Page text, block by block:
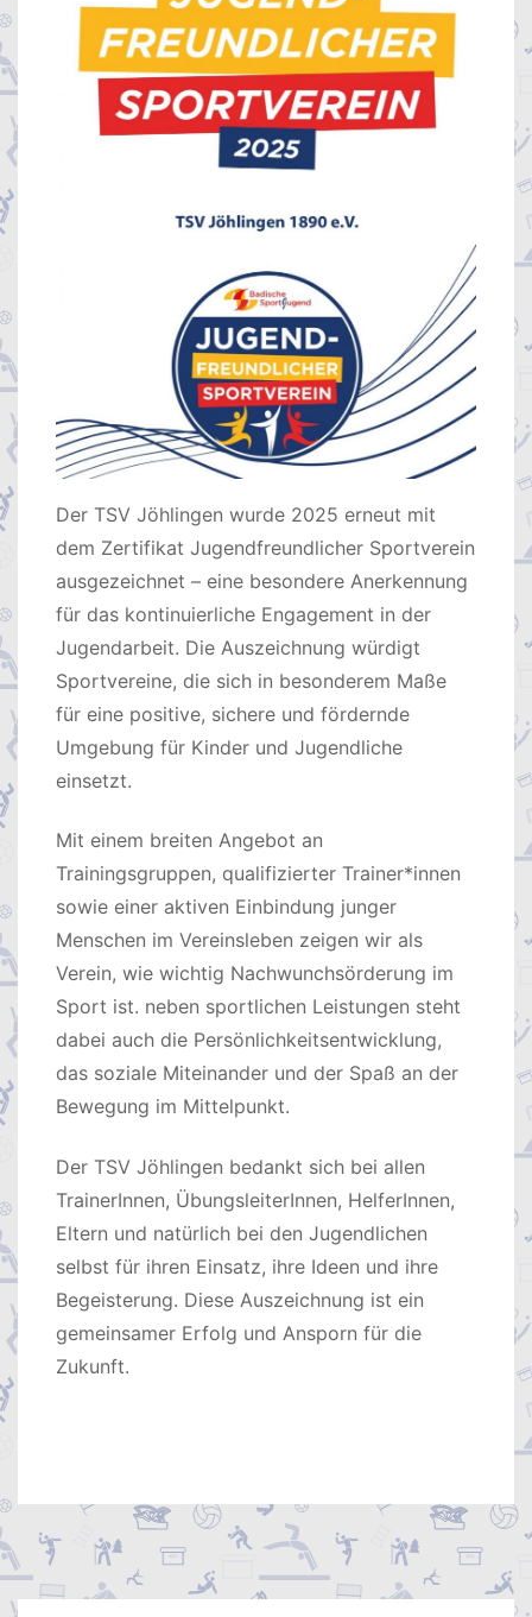
Der TSV Jöhlingen wurde 2025 erneut mit
dem Zertifikat Jugendfreundlicher Sportverein
ausgezeichnet – eine besondere Anerkennung
für das kontinuierliche Engagement in der
Jugendarbeit. Die Auszeichnung würdigt
Sportvereine, die sich in besonderem Maße
für eine positive, sichere und fördernde
Umgebung für Kinder und Jugendliche
einsetzt.
Mit einem breiten Angebot an
Trainingsgruppen, qualifizierter Trainer*innen
sowie einer aktiven Einbindung junger
Menschen im Vereinsleben zeigen wir als
Verein, wie wichtig Nachwunchsörderung im
Sport ist. neben sportlichen Leistungen steht
dabei auch die Persönlichkeitsentwicklung,
das soziale Miteinander und der Spaß an der
Bewegung im Mittelpunkt.
Der TSV Jöhlingen bedankt sich bei allen
TrainerInnen, ÜbungsleiterInnen, HelferInnen,
Eltern und natürlich bei den Jugendlichen
selbst für ihren Einsatz, ihre Ideen und ihre
Begeisterung. Diese Auszeichnung ist ein
gemeinsamer Erfolg und Ansporn für die
Zukunft.